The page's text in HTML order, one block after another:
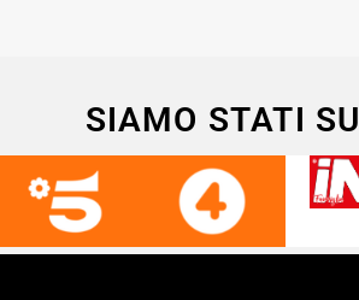
SIAMO STATI SU